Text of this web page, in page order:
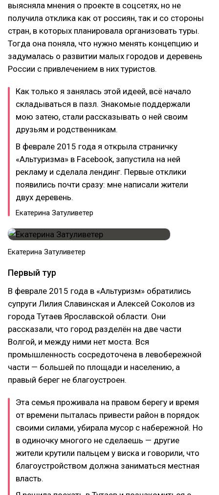
выясняла мнения о проекте в соцсетях, но не
получила отклика как от россиян, так и со стороны
стран, в которых планировала организовать туры.
Тогда она поняла, что нужно менять концепцию и
задумалась о развитии малых городов и деревень
России с привлечением в них туристов.
Как только я занялась этой идеей, всё начало
складываться в пазл. Знакомые поддержали
мою затею, стали рассказывать о ней своим
друзьям и родственникам.
В феврале 2015 года я открыла страничку
«Альтуризма» в Facebook, запустила на ней
рекламу и сделала лендинг. Первые отклики
появились почти сразу: мне написали жители
двух деревень.
Екатерина Затуливетер
Екатерина Затуливетер
Первый тур
В феврале 2015 года в «Альтуризм» обратились
супруги Лилия Славинская и Алексей Соколов из
города Тутаев Ярославской области. Они
рассказали, что город разделён на две части
Волгой, и между ними нет моста. Вся
промышленность сосредоточена в левобережной
части — большей по площади и населению, а
правый берег не благоустроен.
Эта семья проживала на правом берегу и время
от времени пыталась привести район в порядок
своими силами, убирала мусор с набережной. Но
в одиночку многого не сделаешь — другие
жители крутили пальцем у виска и говорили, что
благоустройством должна заниматься местная
власть.